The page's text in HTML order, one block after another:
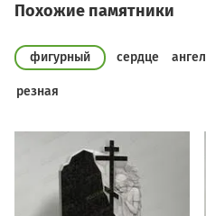
Похожие памятники
фигурный сердце ангел
резная